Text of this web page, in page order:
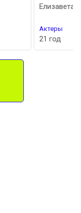
Елизавета
Актеры
21 год